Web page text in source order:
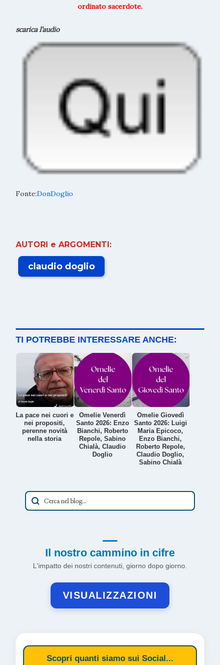
ordinato sacerdote.
scarica l’audio
Fonte:DonDoglio
AUTORI e ARGOMENTI:
claudio doglio
TI POTREBBE INTERESSARE ANCHE:
La pace nei cuori e
nei propositi,
perenne novità
nella storia
Omelie Venerdì
Santo 2026: Enzo
Bianchi, Roberto
Repole, Sabino
Chialà, Claudio
Doglio
Omelie Giovedì
Santo 2026: Luigi
Maria Epicoco,
Enzo Bianchi,
Roberto Repole,
Claudio Doglio,
Sabino Chialà
Il nostro cammino in cifre
L'impatto dei nostri contenuti, giorno dopo giorno.
VISUALIZZAZIONI
Scopri quanti siamo sui Social...